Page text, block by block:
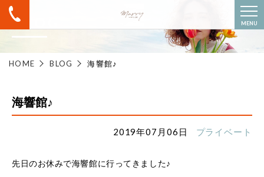
MENU
BLOG
HOME BLOG 海響館♪
海響館♪
2019年07月06日 プライベート
先日のお休みで海響館に行ってきました♪